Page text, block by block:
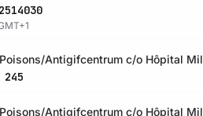
Antigifcentrum c/o Hôpital
Antigifcentrum c/o Hôpital